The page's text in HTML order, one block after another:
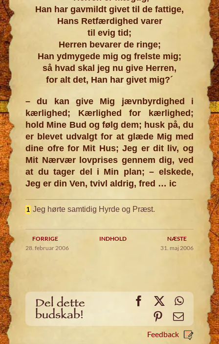
Han har gavmildt givet til de fattige,
Hans Retfærdighed varer
til evig tid;
Herren bevarer de ringe;
Han ydmygede mig og frelste mig;
så hvad skal jeg nu give Herren,
for alt det, Han har givet mig?´
– du kan give Mig jævnbyrdighed i
kærlighed; Kærlighed for kærlighed;
hold Mine Bud og følg dem; husk på, du
er blevet udvalgt for at glæde Mig med
dine ofre for Mit Hus; Jeg er dit liv, og
Mit Nærvær lovprises gennem dig, ved
at du tager del i Min plan; – elskede,
Jeg er din Ven, tvivl aldrig, fred … ic
1 Jeg hørte samtidig Hyrde og Præst.
FORRIGE INDHOLD
NÆSTE
28. februar 2006
31. maj 2006
Del dette
budskab!
Facebook
X
PinterestEmail
Feedback